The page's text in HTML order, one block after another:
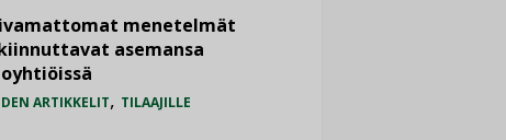
menetelmät
asemansa
ARTIKKELIT, TILAAJILLE